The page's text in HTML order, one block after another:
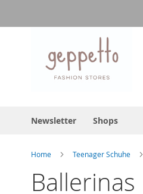
Newsletter Shops
Home Teenager Schuhe
Ballerinas